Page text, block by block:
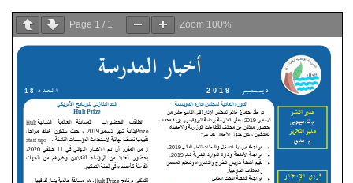
Page 1 / 1 Zoom 100%